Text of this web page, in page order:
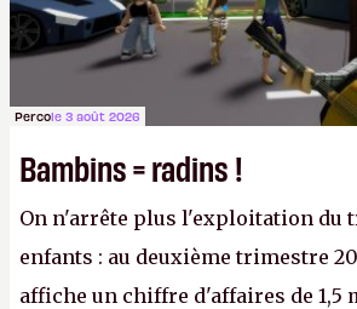
Percole 3 août 2026
Bambins = radins !
On n'arrête plus l'exploitation du
enfants : au deuxième trimestre
affiche un chiffre d'affaires de 1,5